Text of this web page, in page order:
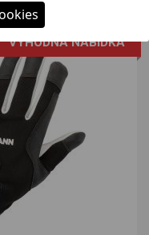
VÝHODNÁ NABÍDKA